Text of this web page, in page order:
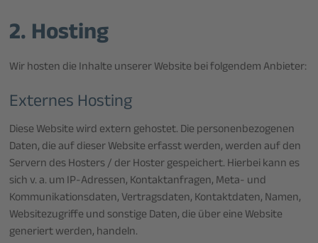
2. Hosting
Wir hosten die Inhalte unserer Website bei folgendem Anbieter:
Externes Hosting
Diese Website wird extern gehostet. Die personenbezogenen
Daten, die auf dieser Website erfasst werden, werden auf den
Servern des Hosters / der Hoster gespeichert. Hierbei kann es
sich v. a. um IP-Adressen, Kontaktanfragen, Meta- und
Kommunikationsdaten, Vertragsdaten, Kontaktdaten, Namen,
Websitezugriffe und sonstige Daten, die über eine Website
generiert werden, handeln.